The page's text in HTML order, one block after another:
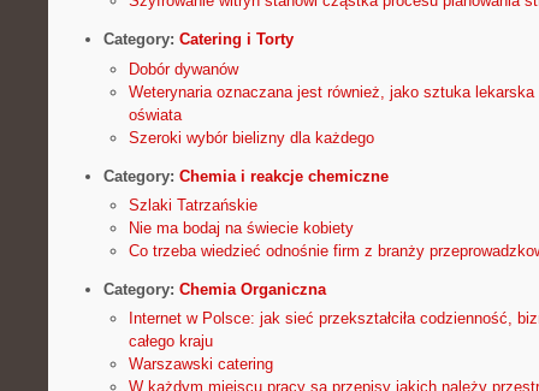
Category: Catering i Torty
Dobór dywanów
Weterynaria oznaczana jest również, jako sztuka
oświata
Szeroki wybór bielizny dla każdego
Category: Chemia i reakcje chemiczne
Szlaki Tatrzańskie
Nie ma bodaj na świecie kobiety
Co trzeba wiedzieć odnośnie firm z branży
Category: Chemia Organiczna
Internet w Polsce: jak sieć przekształciła codzienność,
całego kraju
Warszawski catering
W każdym miejscu pracy są przepisy jakich należy